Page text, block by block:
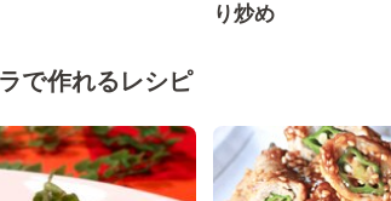
り炒め
で作れるレシピ